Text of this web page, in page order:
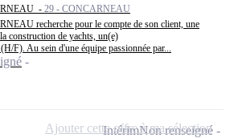
- 29 - CONCARNEAU
recherche pour le compte de son client, une
construction de yachts, un(e)
F). Au sein d'une équipe passionnée par...
IntérimNon renseigné
Ajouter cette offre à ma sélection